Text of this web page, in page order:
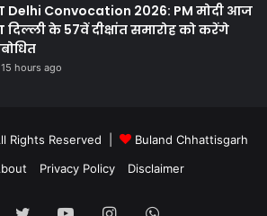
Delhi Convocation 2026: PM मोदी आज
दिल्ली के 57वें दीक्षांत समारोह को करेंगे
15 hours ago
Rights Reserved |
Buland Chhattisgarh
Privacy Policy Disclaimer